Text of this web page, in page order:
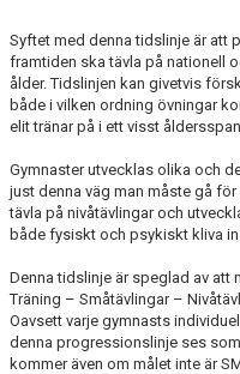
Syftet med denna tidslinje är att
framtiden ska tävla på nationell
ålder. Tidslinjen kan givetvis
både i vilken ordning övningar
elit tränar på i ett visst
Gymnaster utvecklas olika och
just denna väg man måste gå
tävla på nivåtävlingar och
både fysiskt och psykiskt kliva
Denna tidslinje är speglad av
Träning – Småtävlingar –
Oavsett varje gymnasts
denna progressionslinje ses
kommer även om målet inte är